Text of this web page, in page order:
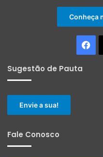
Conheça
Sugestão de Pauta
Envie a sua!
Fale Conosco